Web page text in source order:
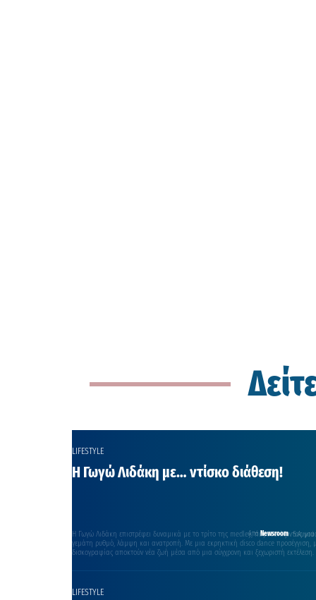
LIFESTYLE
Η Γωγώ Λιδάκη με… ντίσκο διάθεση!
ΑπόNewsroom 5
Η Γωγώ Λιδάκη επιστρέφει δυναμικά με το τρίτο της medley, παρουσιάζοντας
γεμάτη ρυθμό, λάμψη και ανατροπή. Με μια εκρηκτική disco dance προσέγγιση,
δισκογραφίας αποκτούν νέα ζωή μέσα από μια σύγχρονη και ξεχωριστή
LIFESTYLE